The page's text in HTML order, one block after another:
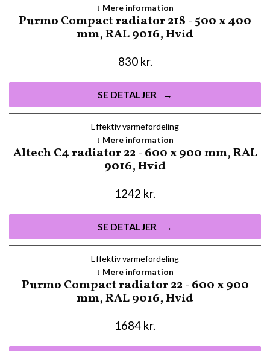
Purmo Compact radiator 21S - 500 x 400
mm, RAL 9016, Hvid
830 kr.
SE DETALJER
Mere information
Effektiv varmefordeling
Altech C4 radiator 22 - 600 x 900 mm, RAL
9016, Hvid
1242 kr.
SE DETALJER
Mere information
Effektiv varmefordeling
Purmo Compact radiator 22 - 600 x 900
mm, RAL 9016, Hvid
1684 kr.
Mere information